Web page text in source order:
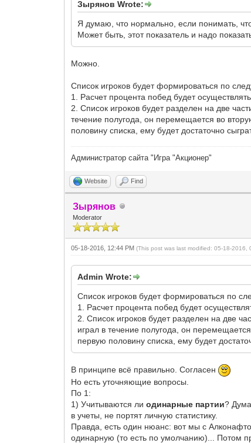
Зырянов Wrote:
Я думаю, что нормально, если понимать,
Может быть, этот показатель и надо
Можно.
Список игроков будет формироваться по
1. Расчет процента побед будет
2. Список игроков будет разделен на две
течение полугода, он перемещается во
половину списка, ему будет достаточно
Администратор сайта "Игра "Акционер"
Website Find
Зырянов
Moderator
05-18-2016, 12:44 PM(This post was last modified: 05-18-
Admin Wrote:
Список игроков будет формироваться по
1. Расчет процента побед будет
2. Список игроков будет разделен на две
играл в течение полугода, он
первую половину списка, ему будет
В принципе всё правильно. Согласен
Но есть уточняющие вопросы.
По 1:
1) Учитываются лиодинарные партии?
в учеты, не портят личную статистику.
Правда, есть один нюанс: вот мы с
одинарную (то есть по умолчанию)... Потом